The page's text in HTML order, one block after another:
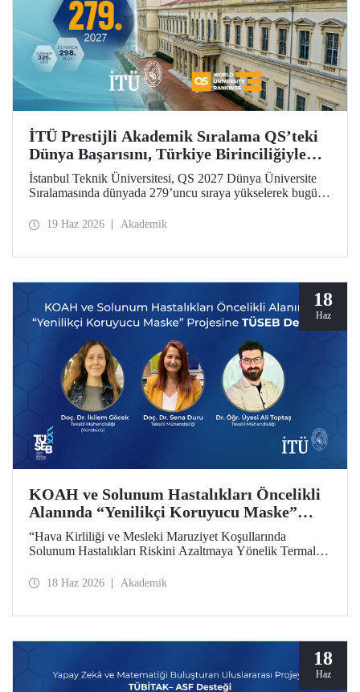
İTÜ Prestijli Akademik Sıralama QS’teki
Dünya Başarısını, Türkiye Birinciliğiyle
Taçlandırdı
İstanbul Teknik Üniversitesi, QS 2027 Dünya Üniversite
Sıralamasında dünyada 279’uncu sıraya yükselerek bugüne
sıralamaya giren 25 üniversite arasında ilk sırada yer aldı.
19 Haz 2026 Akademik
18
Haz
KOAH ve Solunum Hastalıkları Öncelikli
Alanında “Yenilikçi Koruyucu Maske”
Projesine TÜSEB Desteği
“Hava Kirliliği ve Mesleki Maruziyet Koşullarında
Solunum Hastalıkları Riskini Azaltmaya Yönelik Termal
Sisteminin Geliştirilmesi” başlıklı proje, Türkiye Sağlık
18 Haz 2026 Akademik
18
Haz